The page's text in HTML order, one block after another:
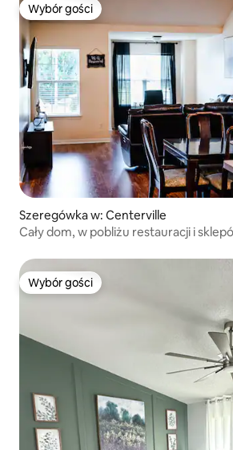
Wybór gości
Wybór gości
Szeregówka w: Centerville
Cały dom, w pobliżu restauracji i
Wybór gości
Wybór gości